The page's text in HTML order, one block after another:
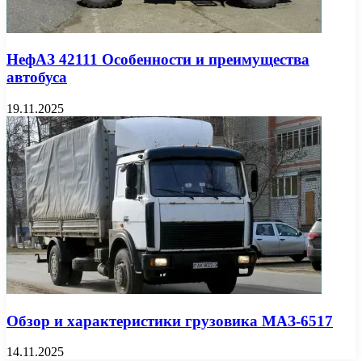
НефАЗ 42111 Особенности и преимущества
автобуса
19.11.2025
Обзор и характеристики грузовика МАЗ-6517
14.11.2025